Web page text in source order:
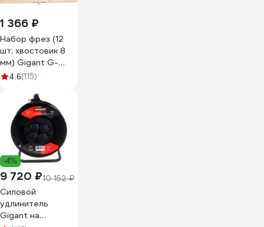
1 366 ₽
Набор фрез (12
шт; хвостовик 8
мм) Gigant G-
0812
4.6(115)
-4%
9 720 ₽10 152 ₽
Силовой
удлинитель
Gigant на